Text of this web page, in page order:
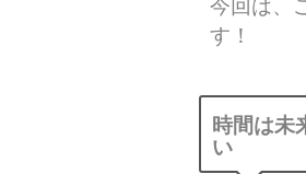
今回は、
す！
時間は未
い